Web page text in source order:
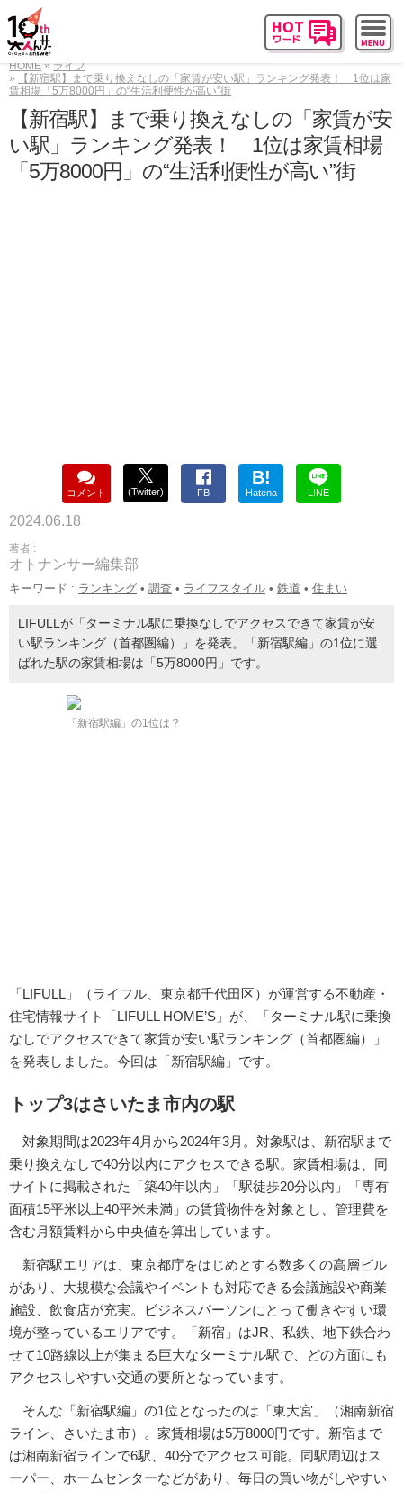
HOME
ライフ
【新宿駅】まで乗り換えなしの「家賃が安い駅」ランキング発表！ 1位は家
賃相場「5万8000円」の“生活利便性が高い”街
【新宿駅】まで乗り換えなしの「家賃が安
い駅」ランキング発表！ 1位は家賃相場
「5万8000円」の“生活利便性が高い”街
コメント (Twitter) FB
B!
Hatena LINE
2024.06.18
著者 :
オトナンサー編集部
キーワード : ランキング • 調査 • ライフスタイル • 鉄道 • 住まい
LIFULLが「ターミナル駅に乗換なしでアクセスできて家賃が安
い駅ランキング（首都圏編）」を発表。「新宿駅編」の1位に選
ばれた駅の家賃相場は「5万8000円」です。
「新宿駅編」の1位は？
「LIFULL」（ライフル、東京都千代田区）が運営する不動産・
住宅情報サイト「LIFULL HOME’S」が、「ターミナル駅に乗換
なしでアクセスできて家賃が安い駅ランキング（首都圏編）」
を発表しました。今回は「新宿駅編」です。
トップ3はさいたま市内の駅
対象期間は2023年4月から2024年3月。対象駅は、新宿駅まで
乗り換えなしで40分以内にアクセスできる駅。家賃相場は、同
サイトに掲載された「築40年以内」「駅徒歩20分以内」「専有
面積15平米以上40平米未満」の賃貸物件を対象とし、管理費を
含む月額賃料から中央値を算出しています。
新宿駅エリアは、東京都庁をはじめとする数多くの高層ビル
があり、大規模な会議やイベントも対応できる会議施設や商業
施設、飲食店が充実。ビジネスパーソンにとって働きやすい環
境が整っているエリアです。「新宿」はJR、私鉄、地下鉄合わ
せて10路線以上が集まる巨大なターミナル駅で、どの方面にも
アクセスしやすい交通の要所となっています。
そんな「新宿駅編」の1位となったのは「東大宮」（湘南新宿
ライン、さいたま市）。家賃相場は5万8000円です。新宿まで
は湘南新宿ラインで6駅、40分でアクセス可能。同駅周辺はス
ーパー、ホームセンターなどがあり、毎日の買い物がしやすい